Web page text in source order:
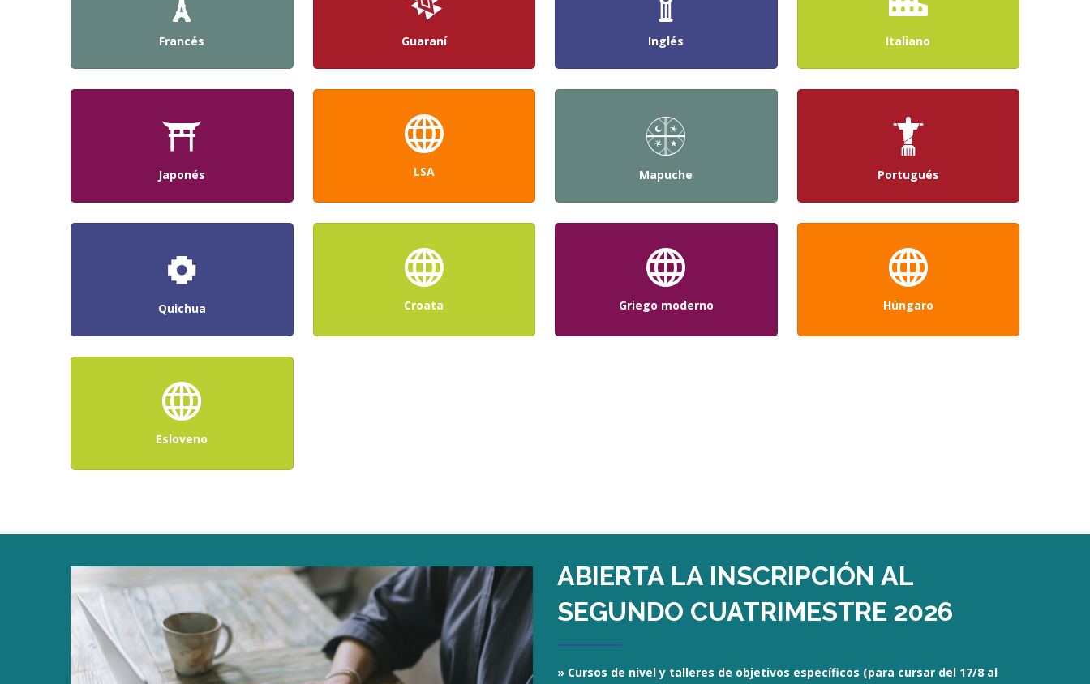
Francés Guaraní Inglés Italiano
Japonés LSA Mapuche Portugués
Quichua Croata Griego moderno Húngaro
Esloveno
ABIERTA LA INSCRIPCIÓN AL
SEGUNDO CUATRIMESTRE 2026
» Cursos de nivel y talleres de objetivos específicos (para cursar del 17/8 al